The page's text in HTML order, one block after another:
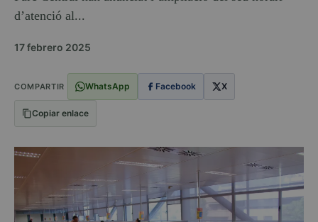
d’atenció al...
17 febrero 2025
COMPARTIR WhatsApp Facebook X
Copiar enlace